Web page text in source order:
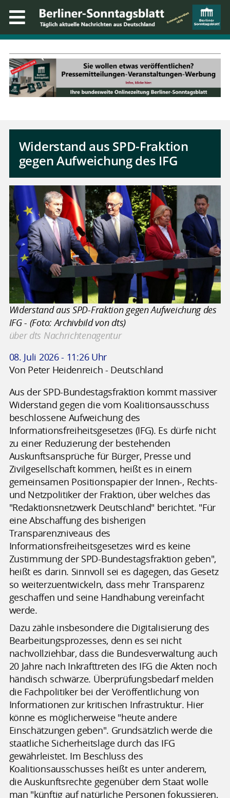
Widerstand aus SPD-Fraktion
gegen Aufweichung des IFG
Widerstand aus SPD-Fraktion gegen Aufweichung des
IFG - (Foto: Archivbild von dts)
über dts Nachrichtenagentur
08. Juli 2026 - 11:26 Uhr
Von Peter Heidenreich - Deutschland
Aus der SPD-Bundestagsfraktion kommt massiver
Widerstand gegen die vom Koalitionsausschuss
beschlossene Aufweichung des
Informationsfreiheitsgesetzes (IFG). Es dürfe nicht
zu einer Reduzierung der bestehenden
Auskunftsansprüche für Bürger, Presse und
Zivilgesellschaft kommen, heißt es in einem
gemeinsamen Positionspapier der Innen-, Rechts-
und Netzpolitiker der Fraktion, über welches das
"Redaktionsnetzwerk Deutschland" berichtet. "Für
eine Abschaffung des bisherigen
Transparenzniveaus des
Informationsfreiheitsgesetzes wird es keine
Zustimmung der SPD-Bundestagsfraktion geben",
heißt es darin. Sinnvoll sei es dagegen, das Gesetz
so weiterzuentwickeln, dass mehr Transparenz
geschaffen und seine Handhabung vereinfacht
werde.
Dazu zähle insbesondere die Digitalisierung des
Bearbeitungsprozesses, denn es sei nicht
nachvollziehbar, dass die Bundesverwaltung auch
20 Jahre nach Inkrafttreten des IFG die Akten noch
händisch schwärze. Überprüfungsbedarf melden
die Fachpolitiker bei der Veröffentlichung von
Informationen zur kritischen Infrastruktur. Hier
könne es möglicherweise "heute andere
Einschätzungen geben". Grundsätzlich werde die
staatliche Sicherheitslage durch das IFG
gewährleistet. Im Beschluss des
Koalitionsausschusses heißt es unter anderem,
die Auskunftsrechte gegenüber dem Staat wolle
man "künftig auf natürliche Personen fokussieren,